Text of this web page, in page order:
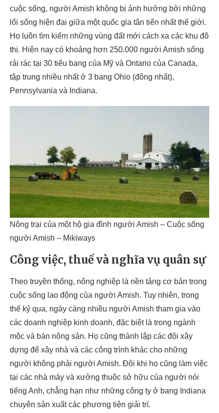
cuộc sống, người Amish không bị ảnh hưởng bởi những
lối sống hiện đại giữa một quốc gia tân tiến nhất thế giới.
Họ luôn tìm kiếm những vùng đất mới cách xa các khu đô
thị. Hiện nay có khoảng hơn 250.000 người Amish sống
rải rác tại 30 tiểu bang của Mỹ và Ontario của Canada,
tập trung nhiều nhất ở 3 bang Ohio (đông nhất),
Pennsylvania và Indiana.
Nông trại của một hộ gia đình người Amish – Cuộc sống
người Amish – Mikiways
Công việc, thuế và nghĩa vụ quân sự
Theo truyền thống, nông nghiệp là nền tảng cơ bản trong
cuộc sống lao động của người Amish. Tuy nhiên, trong
thế kỷ qua, ngày càng nhiều người Amish tham gia vào
các doanh nghiệp kinh doanh, đặc biệt là trong ngành
mộc và bán nông sản. Họ cũng thành lập các đội xây
dựng để xây nhà và các công trình khác cho những
người không phải người Amish. Đôi khi họ cũng làm việc
tại các nhà máy và xưởng thuộc sở hữu của người nói
tiếng Anh, chẳng hạn như những công ty ở bang Indiana
chuyên sản xuất các phương tiện giải trí.